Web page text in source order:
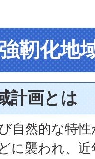
靭化地
計画とは
自然的な特
に襲われ、